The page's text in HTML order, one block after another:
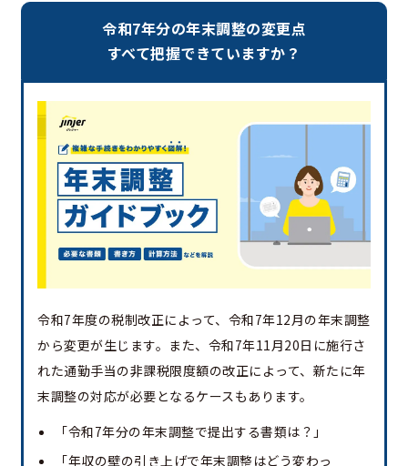
令和7年分の年末調整の変更点
すべて把握できていますか？
令和7年度の税制改正によって、令和7年12月の年末調整
から変更が生じます。また、令和7年11月20日に施行さ
れた通勤手当の非課税限度額の改正によって、新たに年
末調整の対応が必要となるケースもあります。
「令和7年分の年末調整で提出する書類は？」
「年収の壁の引き上げで年末調整はどう変わっ